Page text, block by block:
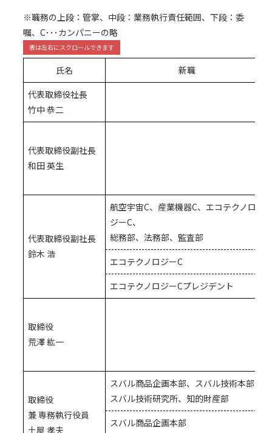
※職務の上段：管掌、中段：業務執行責任範囲、下段：委
嘱、C･･･カンパニーの略
氏名
新職
代表取締役社長
竹中 恭二
代表取締役副社長
和田 英生
代表取締役副社長
鈴木 浩
航空宇宙C、産業機器C、エコテクノロ
ジーC、
総務部、法務部、監査部
エコテクノロジーC
エコテクノロジーCプレジデント
取締役
荒澤 紘一
取締役
兼 専務執行役員
土屋 孝夫
スバル商品企画本部、スバル技術本部、
スバル技術研究所、知的財産部
スバル商品企画本部